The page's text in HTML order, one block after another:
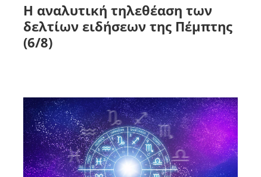
Η αναλυτική τηλεθέαση των
δελτίων ειδήσεων της Πέμπτης
(6/8)